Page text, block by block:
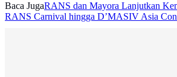
Baca JugaRANS dan Mayora Lanjutkan
RANS Carnival hingga D’MASIV Asia